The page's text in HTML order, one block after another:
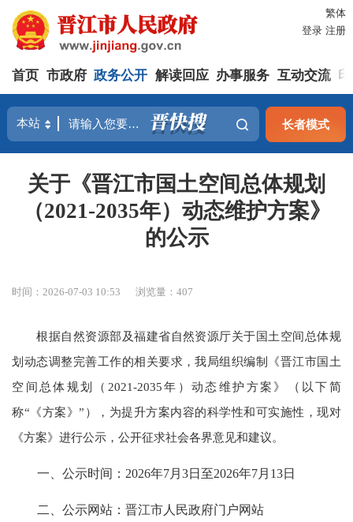
繁体
登录 注册
首页 市政府 政务公开 解读回应 办事服务 互动交流
长者模式
关于《晋江市国土空间总体规划
（2021-2035年）动态维护方案》
的公示
时间：2026-07-03 10:53 浏览量：407
根据自然资源部及福建省自然资源厅关于国土空间总体规
划动态调整完善工作的相关要求，我局组织编制《晋江市国土
空间总体规划（2021-2035年）动态维护方案》
（ 以下简
称“《方案》”），为提升方案内容的科学性和可实施性，现对
《方案》进行公示，公开征求社会各界意见和建议。
一、公示时间：2026年7月3日至2026年7月13日
二、公示网站：晋江市人民政府门户网站